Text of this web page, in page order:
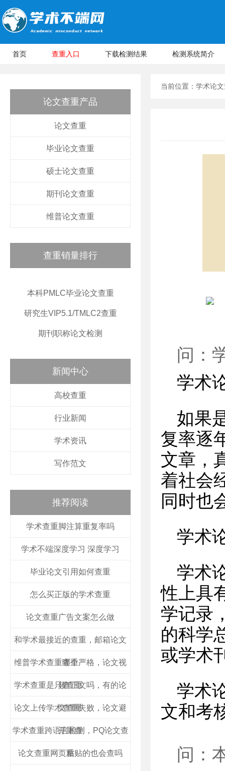
首页 查重入口 下载检测结果 检测系统简介
论文查重产品
论文查重
毕业论文查重
硕士论文查重
期刊论文查重
维普论文查重
查重销量排行
本科PMLC毕业论文查重
研究生VIP5.1/TMLC2查重
期刊职称论文检测
新闻中心
高校查重
行业新闻
学术资讯
写作范文
推荐阅读
学术查重脚注算重复率吗
学术不端深度学习 深度学习
毕业论文引用如何查重
怎么买正版的学术查重
论文查重广告文案怎么做
和学术最接近的查重，邮箱论文
查重
维普学术查重哪个严格，论文视
频查重
学术查重是只查正文吗，有的论
文查重
论文上传学术查重失败，论文避
开重查
学术查重跨语言检测，PQ论文查
重
论文查重网页粘贴的也会查吗
当前位置： 学术论
问：
学术
如果
复率逐
文章，
着社会
同时也
学术
学术
性上具
学记录
的科学
或学术
学术
文和考
问：